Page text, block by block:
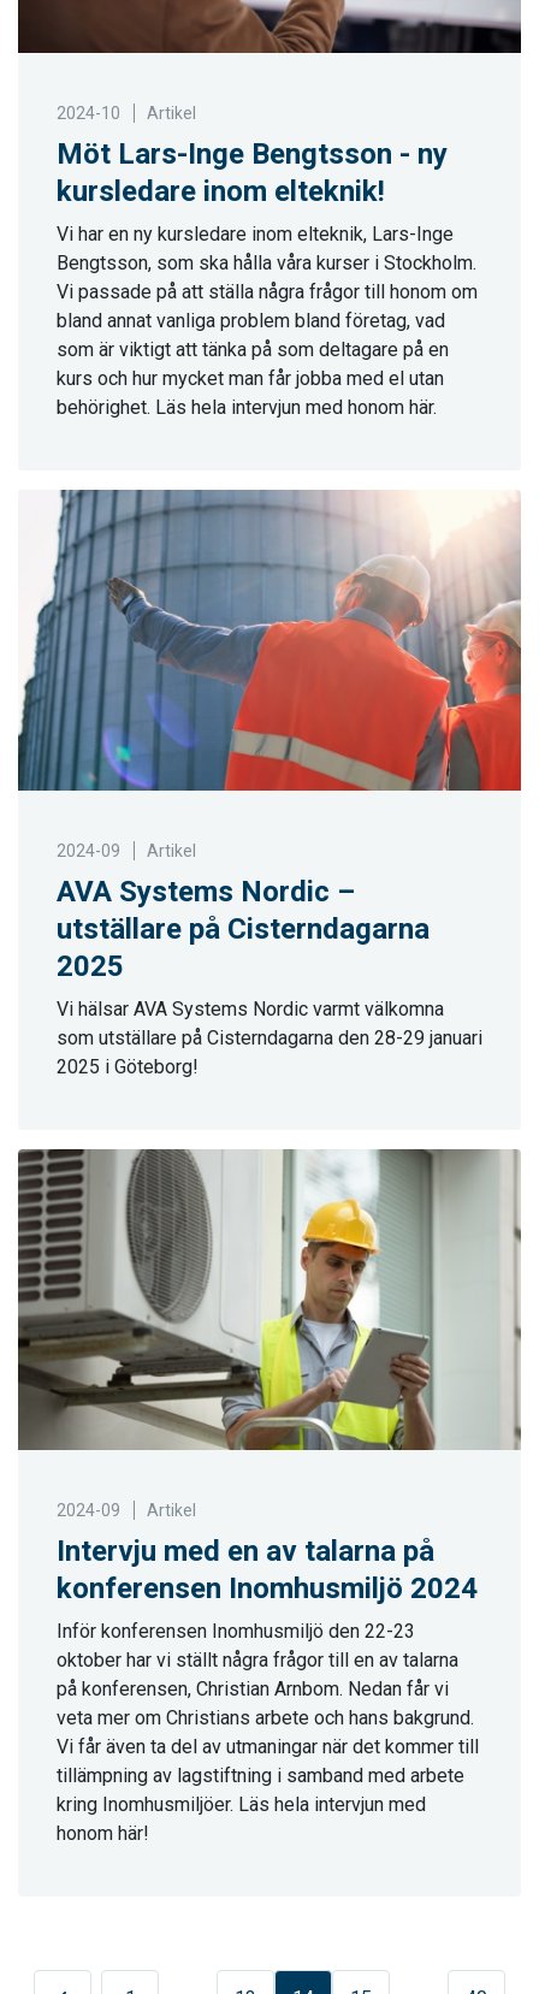
2024-10 Artikel
Möt Lars-Inge Bengtsson - ny
kursledare inom elteknik!
Vi har en ny kursledare inom elteknik, Lars-Inge
Bengtsson, som ska hålla våra kurser i Stockholm.
Vi passade på att ställa några frågor till honom om
bland annat vanliga problem bland företag, vad
som är viktigt att tänka på som deltagare på en
kurs och hur mycket man får jobba med el utan
behörighet. Läs hela intervjun med honom här.
2024-09 Artikel
AVA Systems Nordic –
utställare på Cisterndagarna
2025
Vi hälsar AVA Systems Nordic varmt välkomna
som utställare på Cisterndagarna den 28-29 januari
2025 i Göteborg!
2024-09 Artikel
Intervju med en av talarna på
konferensen Inomhusmiljö 2024
Inför konferensen Inomhusmiljö den 22-23
oktober har vi ställt några frågor till en av talarna
på konferensen, Christian Arnbom. Nedan får vi
veta mer om Christians arbete och hans bakgrund.
Vi får även ta del av utmaningar när det kommer till
tillämpning av lagstiftning i samband med arbete
kring Inomhusmiljöer. Läs hela intervjun med
honom här!